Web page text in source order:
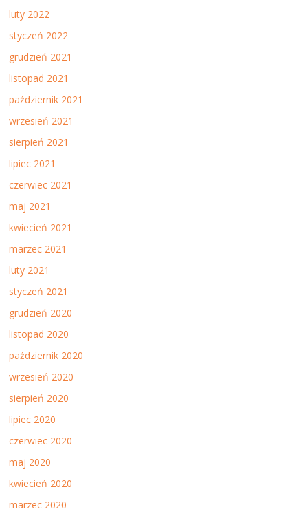
luty 2022
styczeń 2022
grudzień 2021
listopad 2021
październik 2021
wrzesień 2021
sierpień 2021
lipiec 2021
czerwiec 2021
maj 2021
kwiecień 2021
marzec 2021
luty 2021
styczeń 2021
grudzień 2020
listopad 2020
październik 2020
wrzesień 2020
sierpień 2020
lipiec 2020
czerwiec 2020
maj 2020
kwiecień 2020
marzec 2020